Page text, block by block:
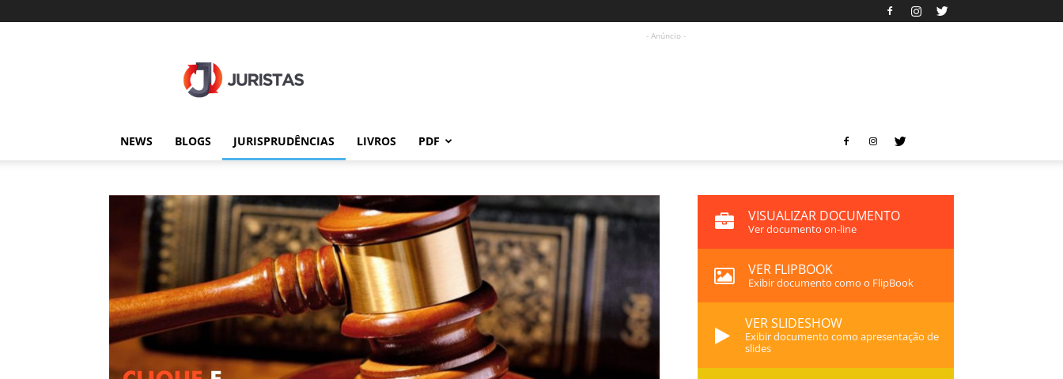
- Anúncio -
NEWS BLOGS JURISPRUDÊNCIAS LIVROS PDF
VISUALIZAR DOCUMENTO
Ver documento on-line
VER FLIPBOOK
Exibir documento como o FlipBook
VER SLIDESHOW
Exibir documento como apresentação de
slides